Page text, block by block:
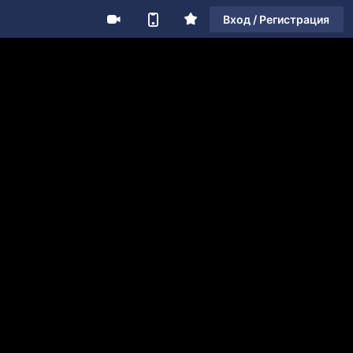
Вход / Регистрация